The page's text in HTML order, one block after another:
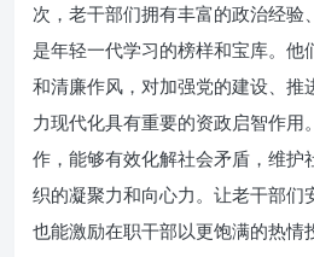
次，老干部们拥有丰富的政治经验
是年轻一代学习的榜样和宝库。他
和清廉作风，对加强党的建设、推
力现代化具有重要的资政启智作用
作，能够有效化解社会矛盾，维护
织的凝聚力和向心力。让老干部们
也能激励在职干部以更饱满的热情